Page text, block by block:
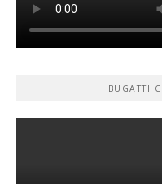
BUGATTI